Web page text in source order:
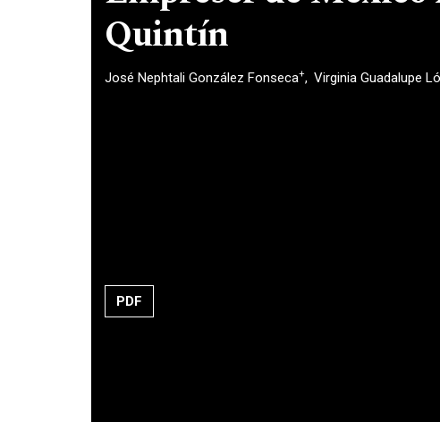
Quintín
José Nephtali González Fonseca+ Virginia Guadalupe
PDF